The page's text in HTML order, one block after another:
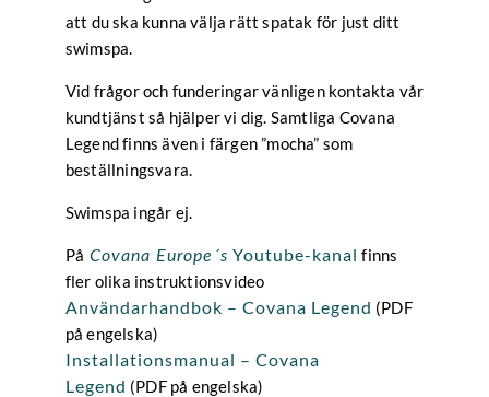
att du ska kunna välja rätt spatak för just ditt
swimspa.
Vid frågor och funderingar vänligen kontakta vår
kundtjänst så hjälper vi dig. Samtliga Covana
Legend finns även i färgen ”mocha” som
beställningsvara.
Swimspa ingår ej.
På Covana Europe´s Youtube-kanal finns
fler olika instruktionsvideo
Användarhandbok – Covana Legend (PDF
på engelska)
Installationsmanual – Covana
Legend (PDF på engelska)